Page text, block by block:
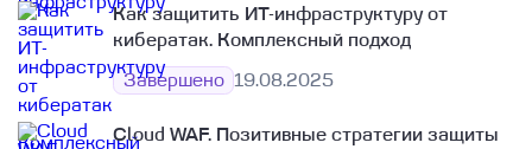
Как защитить ИТ-инфраструктуру от
кибератак​. Комплексный подход
Завершено 19.08.2025
Cloud WAF. Позитивные стратегии защиты